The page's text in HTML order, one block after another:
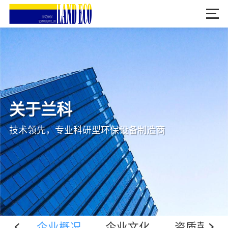
新闻中心
产品中心
典型案例
人力资源
关于兰科
技术领先，专业科研型环保设备制造商